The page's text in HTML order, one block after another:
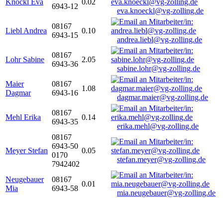
Knöckl Eva
6943-12
0.02
eva.knoeckl@vg-zolling.de
Liebl Andrea
08167
6943-15
0.10
andrea.liebl@vg-zolling.de
Lohr Sabine
08167
6943-36
2.05
sabine.lohr@vg-zolling.de
Maier
Dagmar
08167
6943-16
1.08
dagmar.maier@vg-zolling.de
Mehl Erika
08167
6943-35
0.14
erika.mehl@vg-zolling.de
Meyer Stefan
08167
6943-50
0170
7942402
0.05
stefan.meyer@vg-zolling.de
Neugebauer
Mia
08167
6943-58
0.01
mia.neugebauer@vg-zolling.de